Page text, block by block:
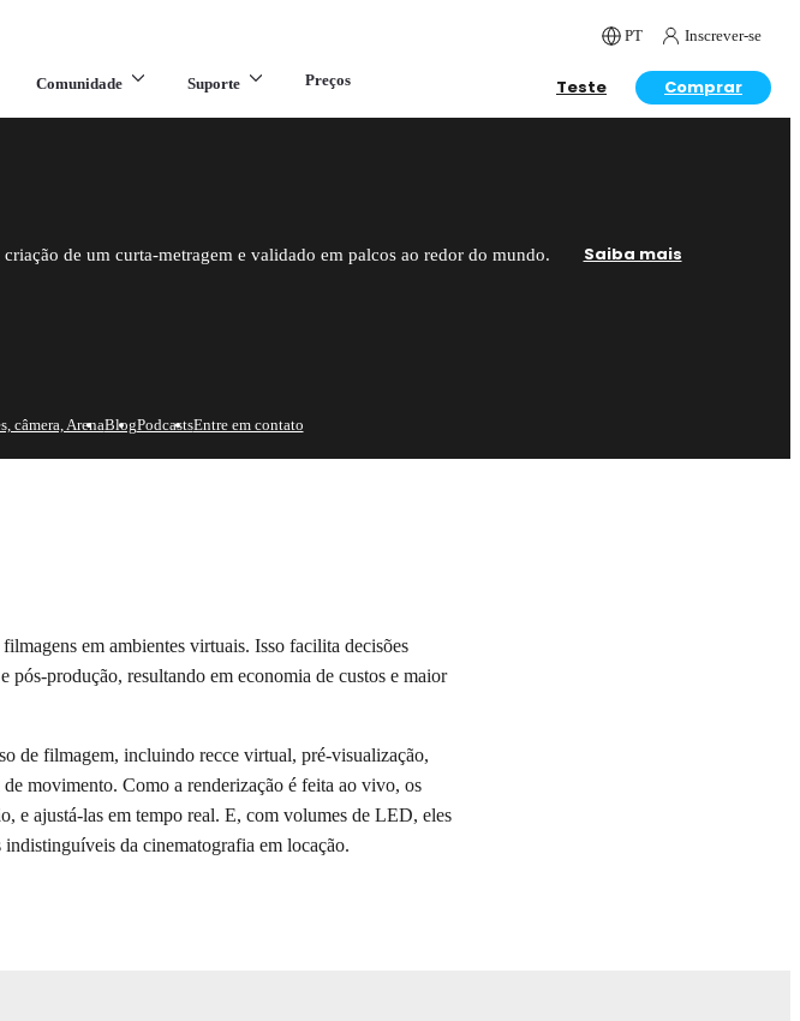
PT Inscrever-se
Comunidade Suporte Preços Teste Comprar
de um curta-metragem e validado em palcos ao redor do mundo. Saiba mais
câmera, ArenaBlogPodcastsEntre em contato
em ambientes virtuais. Isso facilita decisões
produção, resultando em economia de custos e maior
de filmagem, incluindo recce virtual, pré-visualização,
movimento. Como a renderização é feita ao vivo, os
e ajustá-las em tempo real. E, com volumes de LED, eles
indistinguíveis da cinematografia em locação.